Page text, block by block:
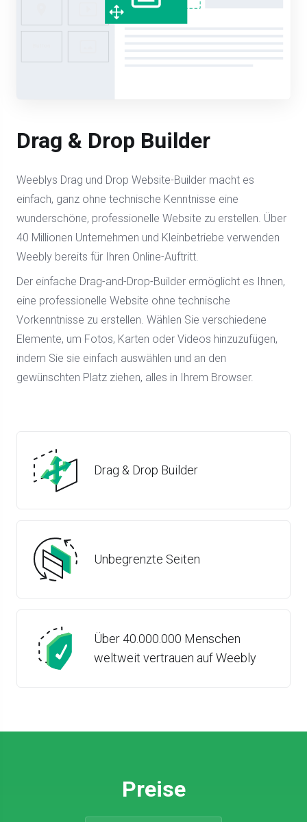
Drag & Drop Builder
Weeblys Drag und Drop Website-Builder macht es
einfach, ganz ohne technische Kenntnisse eine
wunderschöne, professionelle Website zu erstellen. Über
40 Millionen Unternehmen und Kleinbetriebe verwenden
Weebly bereits für Ihren Online-Auftritt.
Der einfache Drag-and-Drop-Builder ermöglicht es Ihnen,
eine professionelle Website ohne technische
Vorkenntnisse zu erstellen. Wählen Sie verschiedene
Elemente, um Fotos, Karten oder Videos hinzuzufügen,
indem Sie sie einfach auswählen und an den
gewünschten Platz ziehen, alles in Ihrem Browser.
Drag & Drop Builder
Unbegrenzte Seiten
Über 40.000.000 Menschen
weltweit vertrauen auf Weebly
Preise